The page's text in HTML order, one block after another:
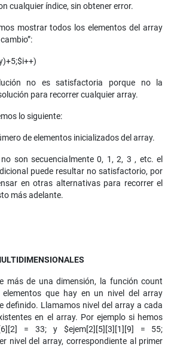
cualquier índice, sin obtener error.
mostrar todos los elementos del array
no es satisfactoria porque no la
para recorrer cualquier array.
lo siguiente:
de elementos inicializados del array.
son secuencialmente 0, 1, 2, 3 , etc. el
puede resultar no satisfactorio, por
en otras alternativas para recorrer el
más adelante.
más de una dimensión, la función count
elementos que hay en un nivel del array
definido. Llamamos nivel del array a cada
en el array. Por ejemplo si hemos
= 33; y $ejem[2][5][3][1][9] = 55;
nivel del array, correspondiente al primer